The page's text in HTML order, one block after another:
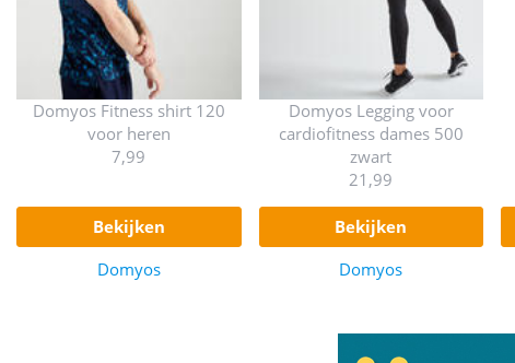
Domyos Fitness shirt 120
voor heren
7,99
bekijken
Domyos
Domyos Legging voor
cardiofitness dames 500
zwart
21,99
bekijken
Domyos